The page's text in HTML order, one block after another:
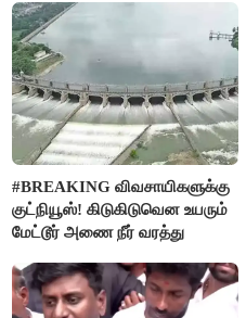
#BREAKING விவசாயிகளுக்கு
குட்நியூஸ்! கிடுகிடுவென உயரும்
மேட்டூர் அணை நீர் வரத்து